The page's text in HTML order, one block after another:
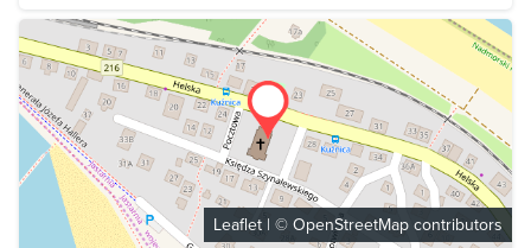
Leaflet | © OpenStreetMap contributors